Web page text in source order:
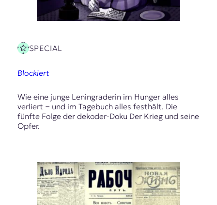
SPECIAL
Blockiert
Wie eine junge Leningraderin im Hunger alles
verliert − und im Tagebuch alles festhält. Die
fünfte Folge der dekoder-Doku Der Krieg und seine
Opfer.